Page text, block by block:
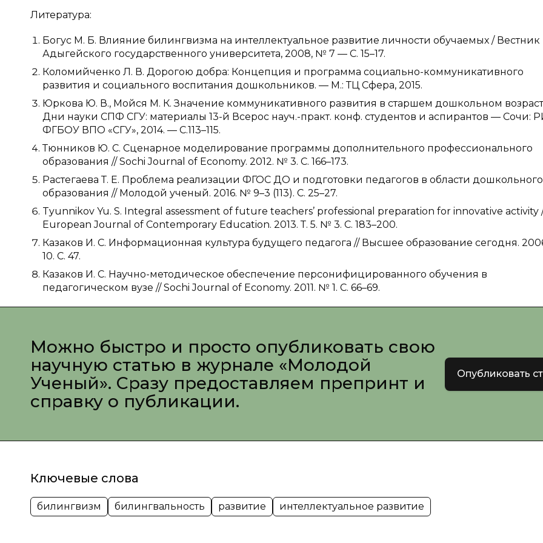
Литература:
Богус М. Б. Влияние билингвизма на интеллектуальное развитие личности обучаемых / Вестник
Адыгейского государственного университета, 2008, № 7 — С. 15–17.
Коломийченко Л. В. Дорогою добра: Концепция и программа социально-коммуникативного
развития и социального воспитания дошкольников. — М.: ТЦ Сфера, 2015.
Юркова Ю. В., Мойся М. К. Значение коммуникативного развития в старшем дошкольном
Дни науки СПФ СГУ: материалы 13-й Всерос науч.-практ. конф. студентов и аспирантов — Сочи:
ФГБОУ ВПО «СГУ», 2014. — С.113–115.
Тюнников Ю. С. Сценарное моделирование программы дополнительного профессионального
образования // Sochi Journal of Economy. 2012. № 3. С. 166–173.
Растегаева Т. Е. Проблема реализации ФГОС ДО и подготовки педагогов в области дошкольного
образования // Молодой ученый. 2016. № 9–3 (113). С. 25–27.
Tyunnikov Yu. S. Integral assessment of future teachers’ professional preparation for innovative activity
European Journal of Contemporary Education. 2013. Т. 5. № 3. С. 183–200.
Казаков И. С. Информационная культура будущего педагога // Высшее образование сегодня.
10. С. 47.
Казаков И. С. Научно-методическое обеспечение персонифицированного обучения в
педагогическом вузе // Sochi Journal of Economy. 2011. № 1. С. 66–69.
Можно быстро и просто опубликовать свою
научную статью в журнале «Молодой
Ученый». Сразу предоставляем препринт и
справку о публикации.
Опубликовать
Ключевые слова
билингвизм билингвальность развитие интеллектуальное развитие